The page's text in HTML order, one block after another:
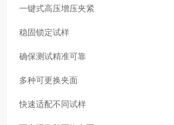
一键式高压增压夹紧
稳固锁定试样
确保测试精准可靠
多种可更换夹面
快速适配不同试样